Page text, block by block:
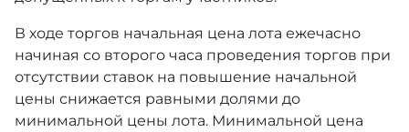
В ходе торгов начальная цена лота ежечасно
начиная со второго часа проведения торгов при
отсутствии ставок на повышение начальной
цены снижается равными долями до
минимальной цены лота. Минимальной цена